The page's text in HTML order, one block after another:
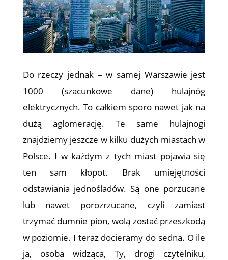
Do rzeczy jednak – w samej Warszawie jest
1000 (szacunkowe dane) hulajnóg
elektrycznych. To całkiem sporo nawet jak na
dużą aglomerację. Te same hulajnogi
znajdziemy jeszcze w kilku dużych miastach w
Polsce. I w każdym z tych miast pojawia się
ten sam kłopot. Brak umiejętności
odstawiania jednośladów. Są one porzucane
lub nawet porozrzucane, czyli zamiast
trzymać dumnie pion, wolą zostać przeszkodą
w poziomie. I teraz docieramy do sedna. O ile
ja, osoba widząca, Ty, drogi czytelniku,